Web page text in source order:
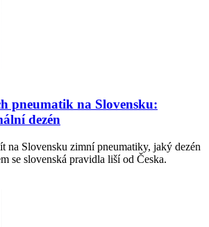
pneumatik na Slovensku:
dezén
na Slovensku zimní pneumatiky, jaký dezén
se slovenská pravidla liší od Česka.